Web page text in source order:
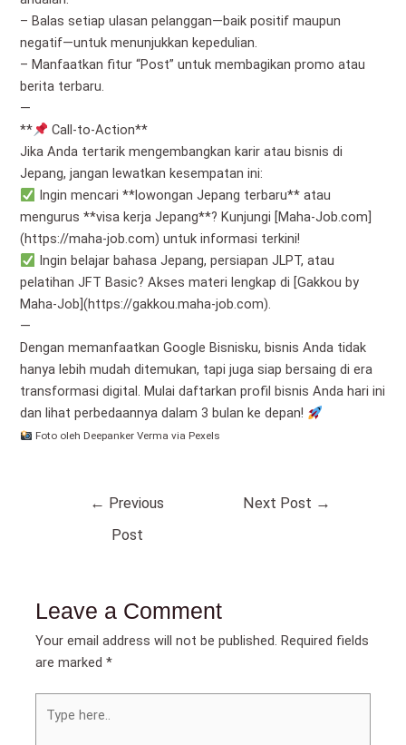
– Balas setiap ulasan pelanggan—baik positif maupun
negatif—untuk menunjukkan kepedulian.
– Manfaatkan fitur “Post” untuk membagikan promo atau
berita terbaru.
—
**
Call-to-Action**
Jika Anda tertarik mengembangkan karir atau bisnis di
Jepang, jangan lewatkan kesempatan ini:
Ingin mencari **lowongan Jepang terbaru** atau
mengurus **visa kerja Jepang**? Kunjungi [Maha-Job.com]
(https://maha-job.com) untuk informasi terkini!
Ingin belajar bahasa Jepang, persiapan JLPT, atau
pelatihan JFT Basic? Akses materi lengkap di [Gakkou by
Maha-Job](https://gakkou.maha-job.com).
—
Dengan memanfaatkan Google Bisnisku, bisnis Anda tidak
hanya lebih mudah ditemukan, tapi juga siap bersaing di era
transformasi digital. Mulai daftarkan profil bisnis Anda hari ini
dan lihat perbedaannya dalam 3 bulan ke depan!
Foto oleh Deepanker Verma via Pexels
← Previous
Post
Next Post →
Leave a Comment
Your email address will not be published. Required fields
are marked*